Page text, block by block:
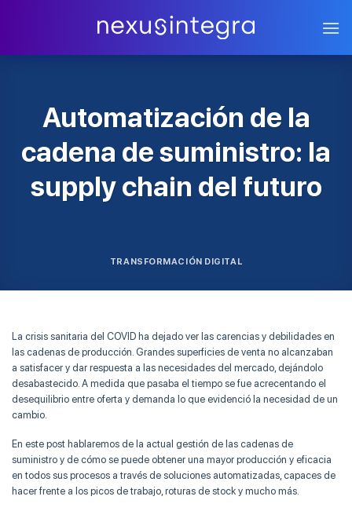
TRANSFORMACIÓN DIGITAL
Automatización de la
cadena de suministro: la
supply chain del futuro
La crisis sanitaria del COVID ha dejado ver las carencias y debilidades en
las cadenas de producción. Grandes superficies de venta no alcanzaban
a satisfacer y dar respuesta a las necesidades del mercado, dejándolo
desabastecido. A medida que pasaba el tiempo se fue acrecentando el
desequilibrio entre oferta y demanda lo que evidenció la necesidad de un
cambio.
En este post hablaremos de la actual gestión de las cadenas de
suministro y de cómo se puede obtener una mayor producción y eficacia
en todos sus procesos a través de soluciones automatizadas, capaces de
hacer frente a los picos de trabajo, roturas de stock y mucho más.